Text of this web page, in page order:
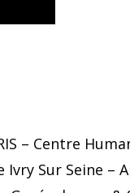
– Centre
Ivry Sur Seine –